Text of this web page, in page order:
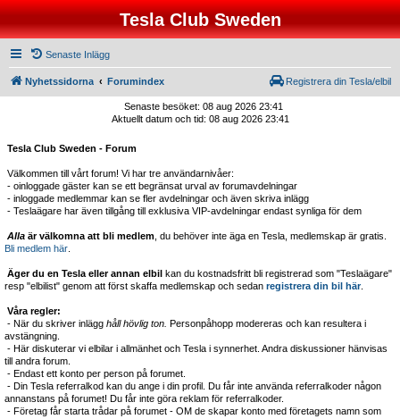
Tesla Club Sweden
Senaste Inlägg
Nyhetssidorna Forumindex Registrera din Tesla/elbil
Senaste besöket: 08 aug 2026 23:41
Aktuellt datum och tid: 08 aug 2026 23:41
Tesla Club Sweden - Forum
Välkommen till vårt forum! Vi har tre användarnivåer:
- oinloggade gäster kan se ett begränsat urval av forumavdelningar
- inloggade medlemmar kan se fler avdelningar och även skriva inlägg
- Teslaägare har även tillgång till exklusiva VIP-avdelningar endast synliga för dem
Alla är välkomna att bli medlem , du behöver inte äga en Tesla, medlemskap är gratis.
Bli medlem här
Äger du en Tesla eller annan elbil kan du kostnadsfritt bli registrerad som "Teslaägare"
resp "elbilist" genom att först skaffa medlemskap och sedan registrera din bil här.
Våra regler:
- När du skriver inlägg håll hövlig ton. Personpåhopp modereras och kan resultera i
avstängning.
- Här diskuterar vi elbilar i allmänhet och Tesla i synnerhet. Andra diskussioner hänvisas
till andra forum.
- Endast ett konto per person på forumet.
- Din Tesla referralkod kan du ange i din profil. Du får inte använda referralkoder någon
annanstans på forumet! Du får inte göra reklam för referralkoder.
- Företag får starta trådar på forumet - OM de skapar konto med företagets namn som